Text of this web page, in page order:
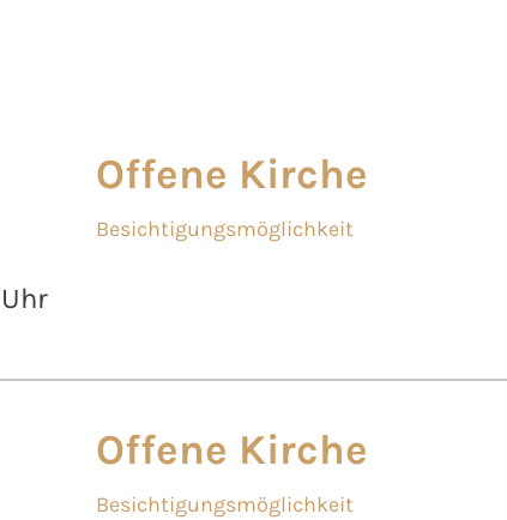
Offene Kirche
Besichtigungsmöglichkeit
Offene Kirche
Besichtigungsmöglichkeit